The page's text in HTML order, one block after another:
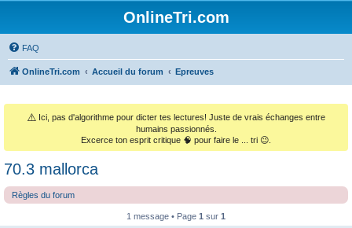
OnlineTri.com
FAQ
OnlineTri.com Accueil du forum Epreuves
⚠️ Ici, pas d'algorithme pour dicter tes lectures! Juste de vrais échanges entre
humains passionnés.
Excerce ton esprit critique 🧠 pour faire le ... tri 😉.
70.3 mallorca
Règles du forum
1 message • Page 1 sur 1